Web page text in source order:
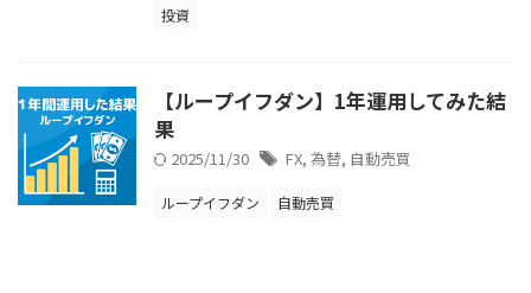
投資
【ループイフダン】1年運用してみた結
果
2025/11/30 FX, 為替, 自動売買
ループイフダン 自動売買